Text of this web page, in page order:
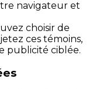
navigateur et
choisir de
ces témoins,
publicité ciblée.